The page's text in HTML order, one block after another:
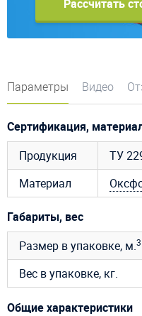
Рассчитать
Параметры Видео
Сертификация,
Продукция
ТУ
Материал
Габариты, вес
Размер в упаковке, м.3
Вес в упаковке, кг.
Общие характеристики